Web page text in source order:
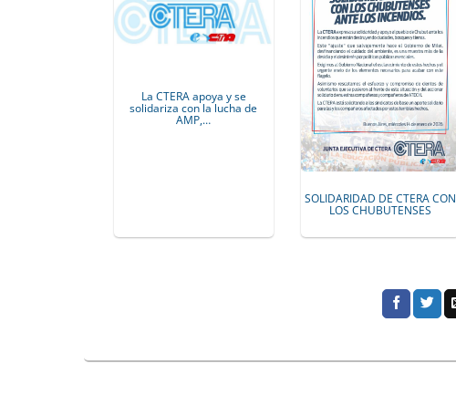
La CTERA apoya y se
solidariza con la lucha de
AMP,…
SOLIDARIDAD DE CTERA CON
LOS CHUBUTENSES